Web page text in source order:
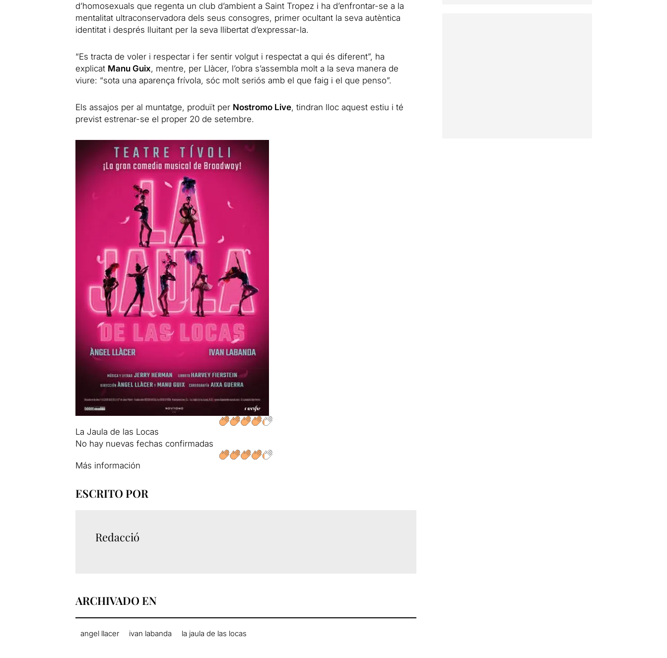
d’homosexuals que regenta un club d’ambient a Saint Tropez i ha d’enfrontar-se a la
mentalitat ultraconservadora dels seus consogres, primer ocultant la seva autèntica
identitat i després lluitant per la seva llibertat d’expressar-la.
“Es tracta de voler i respectar i fer sentir volgut i respectat a qui és diferent”, ha
explicat Manu Guix, mentre, per Llàcer, l’obra s’assembla molt a la seva manera de
viure: “sota una aparença frívola, sóc molt seriós amb el que faig i el que penso”.
Els assajos per al muntatge, produït per Nostromo Live, tindran lloc aquest estiu i té
previst estrenar-se el proper 20 de setembre.
La Jaula de las Locas
No hay nuevas fechas confirmadas
Más información
ESCRITO POR
Redacció
ARCHIVADO EN
angel llacer ivan labanda la jaula de las locas